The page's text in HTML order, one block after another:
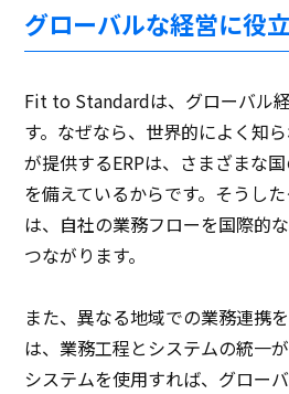
グローバルな経営に役
Fit to Standardは、グローバル
す。なぜなら、世界的によく知
が提供するERPは、さまざまな
を備えているからです。そうし
は、自社の業務フローを国際的
つながります。
また、異なる地域での業務連携
は、業務工程とシステムの統一
システムを使用すれば、グロー